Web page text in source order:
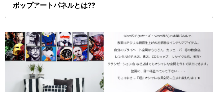
ポップアートパネルとは??